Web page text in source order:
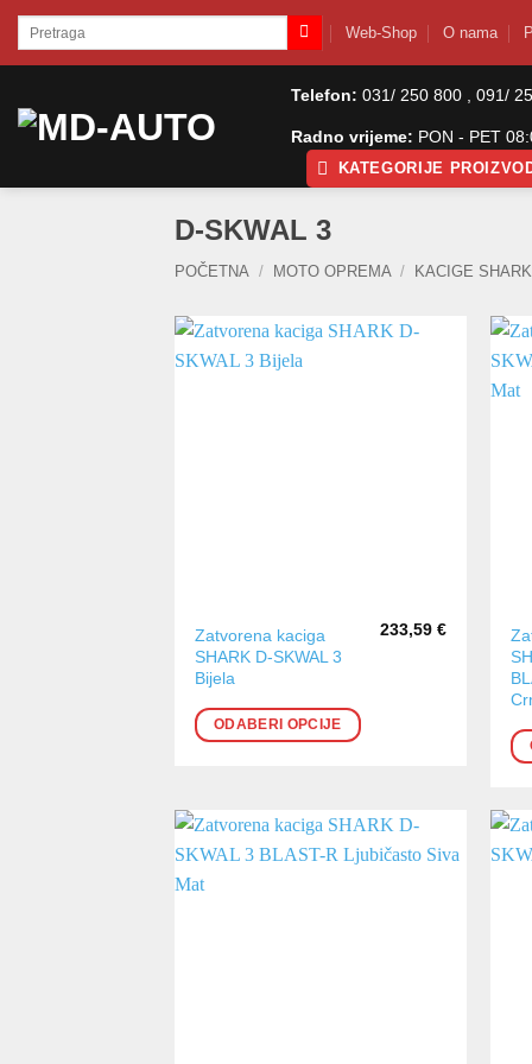
SkipPretraži: Web-Shop O nama
Telefon: 031/ 250 800 , 091/
Radno vrijeme: PON - PET
KATEGORIJE
D-SKWAL 3
POČETNA / MOTO OPREMA / KACIGE SHARK
Zatvorena kaciga
SHARK D-SKWAL 3
Bijela
233,59€
ODABERI OPCIJE
Ovaj
proizvod
ima
više
varijanti.
mogu
odabrati
na
ima